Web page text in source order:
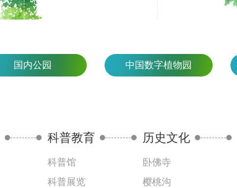
国内公园 中国数字植物园
科普教育
科普馆
科普展览
历史文化
卧佛寺
樱桃沟